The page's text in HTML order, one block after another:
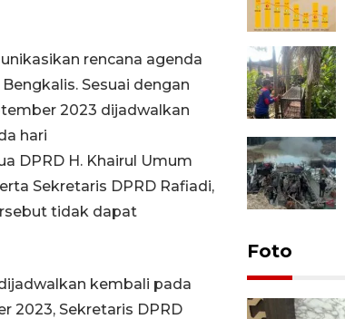
rencana agenda
Sesuai dengan
2023 dijadwalkan
hari
DPRD H. Khairul Umum
Sekretaris DPRD Rafiadi,
tidak dapat
kembali pada
2023, Sekretaris DPRD
Foto